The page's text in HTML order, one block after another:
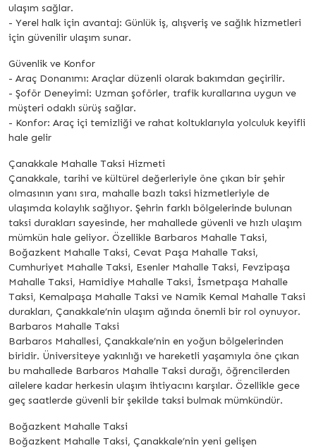
ulaşım sağlar.
- Yerel halk için avantaj: Günlük iş, alışveriş ve sağlık hizmetleri
için güvenilir ulaşım sunar.
Güvenlik ve Konfor
- Araç Donanımı: Araçlar düzenli olarak bakımdan geçirilir.
- Şoför Deneyimi: Uzman şoförler, trafik kurallarına uygun ve
müşteri odaklı sürüş sağlar.
- Konfor: Araç içi temizliği ve rahat koltuklarıyla yolculuk keyifli
hale gelir
Çanakkale Mahalle Taksi Hizmeti
Çanakkale, tarihi ve kültürel değerleriyle öne çıkan bir şehir
olmasının yanı sıra, mahalle bazlı taksi hizmetleriyle de
ulaşımda kolaylık sağlıyor. Şehrin farklı bölgelerinde bulunan
taksi durakları sayesinde, her mahallede güvenli ve hızlı ulaşım
mümkün hale geliyor. Özellikle Barbaros Mahalle Taksi,
Boğazkent Mahalle Taksi, Cevat Paşa Mahalle Taksi,
Cumhuriyet Mahalle Taksi, Esenler Mahalle Taksi, Fevzipaşa
Mahalle Taksi, Hamidiye Mahalle Taksi, İsmetpaşa Mahalle
Taksi, Kemalpaşa Mahalle Taksi ve Namik Kemal Mahalle Taksi
durakları, Çanakkale’nin ulaşım ağında önemli bir rol oynuyor.
Barbaros Mahalle Taksi
Barbaros Mahallesi, Çanakkale’nin en yoğun bölgelerinden
biridir. Üniversiteye yakınlığı ve hareketli yaşamıyla öne çıkan
bu mahallede Barbaros Mahalle Taksi durağı, öğrencilerden
ailelere kadar herkesin ulaşım ihtiyacını karşılar. Özellikle gece
geç saatlerde güvenli bir şekilde taksi bulmak mümkündür.
Boğazkent Mahalle Taksi
Boğazkent Mahalle Taksi, Çanakkale’nin yeni gelişen